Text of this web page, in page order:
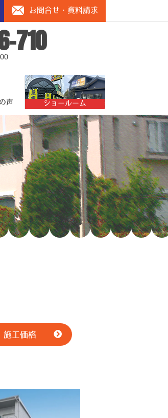
お問合せ・資料請求
710
声 ショールーム
施工価格